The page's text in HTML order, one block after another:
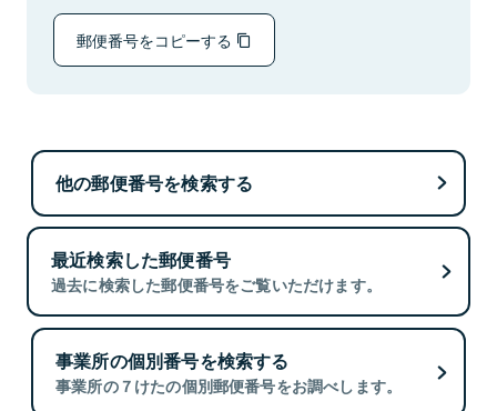
郵便番号をコピーする
他の郵便番号を検索する
最近検索した郵便番号
過去に検索した郵便番号をご覧いただけます。
事業所の個別番号を検索する
事業所の７けたの個別郵便番号をお調べします。